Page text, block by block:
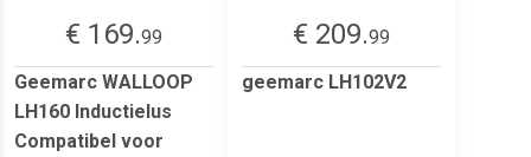
€ 169.99
Geemarc WALLOOP
LH160 Inductielus
Compatibel voor
€ 209.99
geemarc LH102V2